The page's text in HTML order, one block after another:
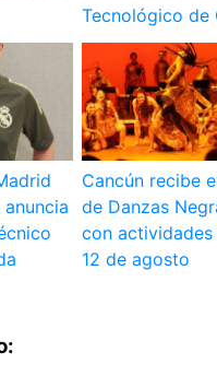
Tecnológico de
Cancún recibe
de Danzas
con actividades
12 de agosto